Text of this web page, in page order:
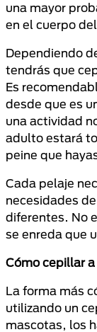
una mayor
en el cuerpo
Dependiendo
tendrás que
Es
desde que es
una actividad
adulto estará
peine que
Cada pelaje
necesidades
diferentes. No
se enreda que
Cómo cepillar
La forma más
utilizando un
mascotas, los